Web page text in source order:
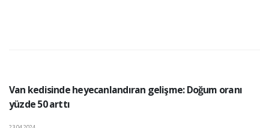
Van kedisinde heyecanlandıran gelişme: Doğum oranı
yüzde 50 arttı